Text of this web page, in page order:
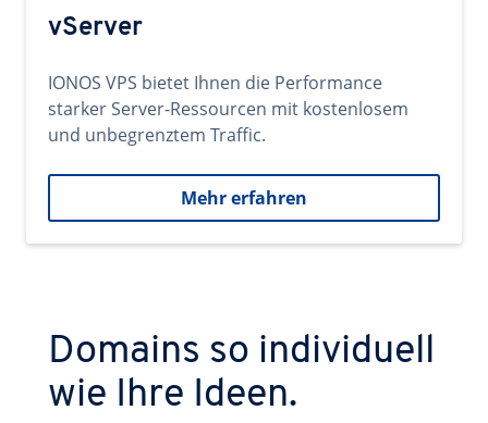
vServer
IONOS VPS bietet Ihnen die Performance
starker Server-Ressourcen mit kostenlosem
und unbegrenztem Traffic.
Mehr erfahren
Domains so individuell
wie Ihre Ideen.